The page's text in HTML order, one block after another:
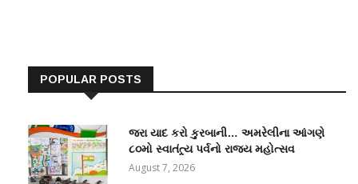
POPULAR POSTS
જરા યાદ કરો કુરબાની… અમરેલીના આંગણે
૮૦મો સ્વાતંત્ર્ય પર્વનો રાજ્ય મહોત્સવ
August 7, 2026